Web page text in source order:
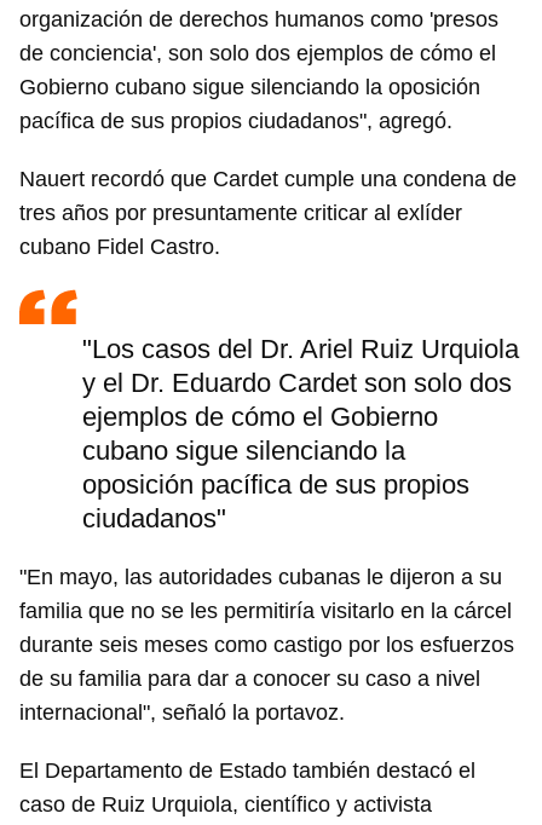
organización de derechos humanos como 'presos
de conciencia', son solo dos ejemplos de cómo el
Gobierno cubano sigue silenciando la oposición
pacífica de sus propios ciudadanos", agregó.
Nauert recordó que Cardet cumple una condena de
tres años por presuntamente criticar al exlíder
cubano Fidel Castro.
"Los casos del Dr. Ariel Ruiz Urquiola
y el Dr. Eduardo Cardet son solo dos
ejemplos de cómo el Gobierno
cubano sigue silenciando la
oposición pacífica de sus propios
ciudadanos"
"En mayo, las autoridades cubanas le dijeron a su
familia que no se les permitiría visitarlo en la cárcel
durante seis meses como castigo por los esfuerzos
de su familia para dar a conocer su caso a nivel
internacional", señaló la portavoz.
El Departamento de Estado también destacó el
caso de Ruiz Urquiola, científico y activista